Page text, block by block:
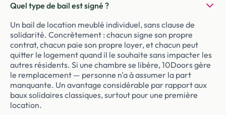
Quel type de bail est signé ?
Un bail de location meublé individuel, sans clause de
solidarité. Concrètement : chacun signe son propre
contrat, chacun paie son propre loyer, et chacun peut
quitter le logement quand il le souhaite sans impacter les
autres résidents. Si une chambre se libère, 10Doors gère
le remplacement — personne n'a à assumer la part
manquante. Un avantage considérable par rapport aux
baux solidaires classiques, surtout pour une première
location.